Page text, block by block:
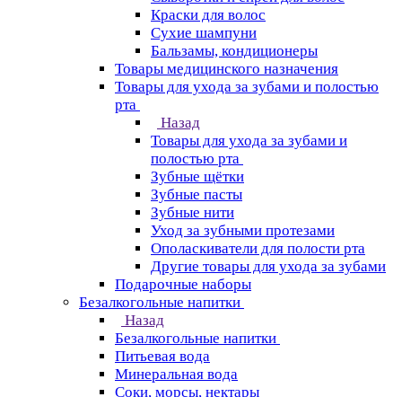
Краски для волос
Сухие шампуни
Бальзамы, кондиционеры
Товары медицинского назначения
Товары для ухода за зубами и полостью
рта
Назад
Товары для ухода за зубами и
полостью рта
Зубные щётки
Зубные пасты
Зубные нити
Уход за зубными протезами
Ополаскиватели для полости рта
Другие товары для ухода за зубами
Подарочные наборы
Безалкогольные напитки
Назад
Безалкогольные напитки
Питьевая вода
Минеральная вода
Соки, морсы, нектары